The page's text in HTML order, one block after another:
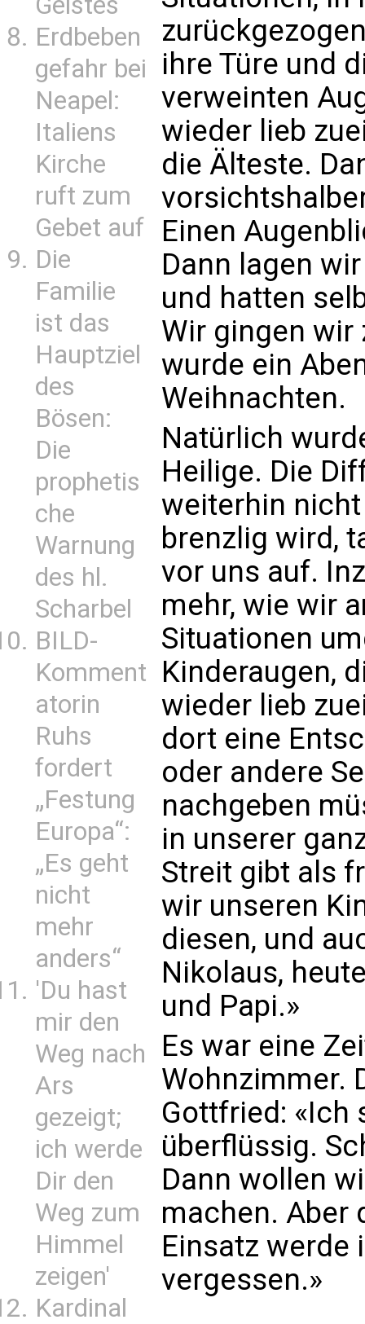
Erdbeben
gefahr bei
Neapel:
Italiens
Kirche
ruft zum
Gebet auf
Die
Familie
ist das
Hauptziel
des
Bösen:
Die
prophetis
che
Warnung
des hl.
Scharbel
BILD-
Komment
atorin
Ruhs
fordert
„Festung
Europa“:
„Es geht
nicht
mehr
anders“
'Du hast
mir den
Weg nach
Ars
gezeigt;
ich werde
Dir den
Weg zum
Himmel
zeigen'
Kardinal
ihre Türe und
verweinten
wieder lieb
die Älteste.
Einen
Dann lagen
und hatten
Wir gingen wir
wurde ein
Weihnachten.
Natürlich
Heilige. Die
weiterhin nicht
brenzlig wird,
vor uns auf.
mehr, wie wir
Situationen
Kinderaugen,
wieder lieb
dort eine
oder andere
nachgeben
in unserer
Streit gibt als
wir unseren
diesen, und
Nikolaus,
und Papi.»
Es war eine
Wohnzimmer.
Gottfried: «Ich
überflüssig.
Dann wollen
machen. Aber
Einsatz werde
vergessen.»